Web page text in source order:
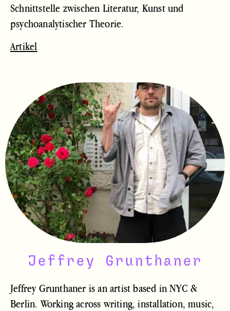
Schnittstelle zwischen Literatur, Kunst und
psychoanalytischer Theorie.
Artikel
Jeffrey Grunthaner
Jeffrey Grunthaner is an artist based in NYC &
Berlin. Working across writing, installation, music,